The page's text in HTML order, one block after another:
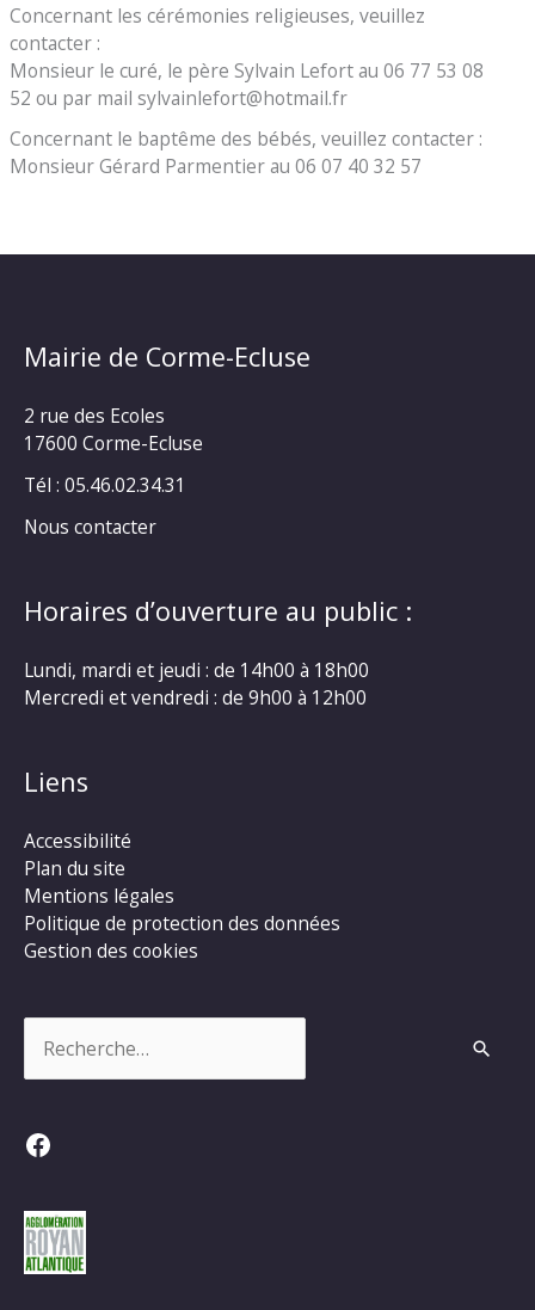
Concernant les cérémonies religieuses, veuillez
contacter :
Monsieur le curé, le père Sylvain Lefort au 06 77 53 08
52 ou par mail sylvainlefort@hotmail.fr
Concernant le baptême des bébés, veuillez contacter :
Monsieur Gérard Parmentier au 06 07 40 32 57
Mairie de Corme-Ecluse
2 rue des Ecoles
17600 Corme-Ecluse
Tél : 05.46.02.34.31
Nous contacter
Horaires d’ouverture au public :
Lundi, mardi et jeudi : de 14h00 à 18h00
Mercredi et vendredi : de 9h00 à 12h00
Liens
Accessibilité
Plan du site
Mentions légales
Politique de protection des données
Gestion des cookies
Facebook